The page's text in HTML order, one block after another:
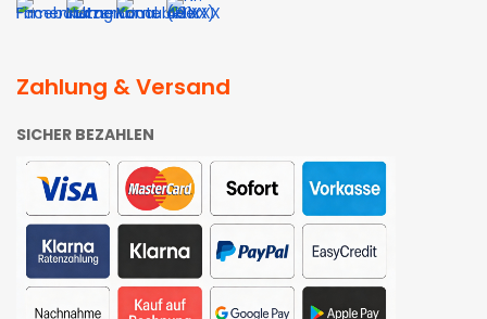
Zahlung & Versand
SICHER BEZAHLEN